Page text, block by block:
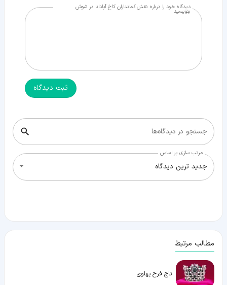
دیدگاه خود را درباره نقش کمانداران کاخ آپادانا در شوش
بنویسید
ثبت دیدگاه
جستجو در دیدگاه‌ها
مرتب سازی بر اساس
جدید ترین دیدگاه
مطالب مرتبط
تاج فرح پهلوی